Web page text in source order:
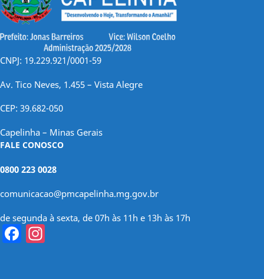
CNPJ: 19.229.921/0001-59
Av. Tico Neves, 1.455 – Vista Alegre
CEP: 39.682-050
Capelinha – Minas Gerais
FALE CONOSCO
0800 223 0028
comunicacao@pmcapelinha.mg.gov.br
de segunda à sexta, de 07h às 11h e 13h às 17h
Facebook